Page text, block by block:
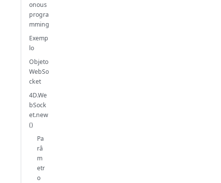
onous
progra
mming
Exemp
lo
Objeto
WebSo
cket
4D.We
bSock
et.new
()
Pa
râ
m
etr
o